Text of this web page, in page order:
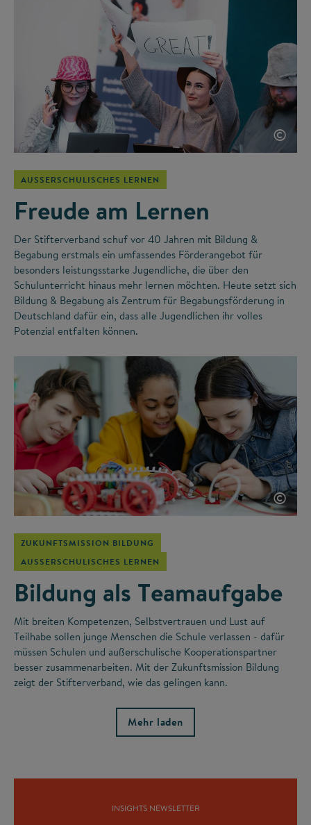
©
AUSSERSCHULISCHES LERNEN
Freude am Lernen
Der Stifterverband schuf vor 40 Jahren mit Bildung &
Begabung erstmals ein umfassendes Förderangebot für
besonders leistungsstarke Jugendliche, die über den
Schulunterricht hinaus mehr lernen möchten. Heute setzt sich
Bildung & Begabung als Zentrum für Begabungsförderung in
Deutschland dafür ein, dass alle Jugendlichen ihr volles
Potenzial entfalten können.
©
ZUKUNFTSMISSION BILDUNG
AUSSERSCHULISCHES LERNEN
Bildung als Teamaufgabe
Mit breiten Kompetenzen, Selbstvertrauen und Lust auf
Teilhabe sollen junge Menschen die Schule verlassen - dafür
müssen Schulen und außerschulische Kooperationspartner
besser zusammenarbeiten. Mit der Zukunftsmission Bildung
zeigt der Stifterverband, wie das gelingen kann.
Mehr laden
INSIGHTS NEWSLETTER